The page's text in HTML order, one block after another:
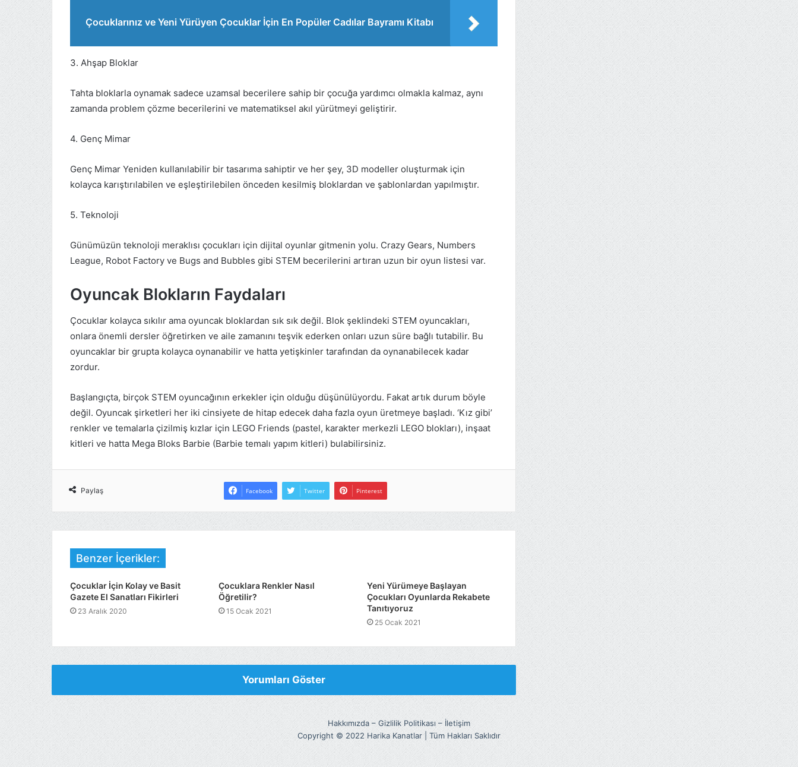
Çocuklarınız ve Yeni Yürüyen Çocuklar İçin En Popüler Cadılar Bayramı Kitabı
3. Ahşap Bloklar
Tahta bloklarla oynamak sadece uzamsal becerilere sahip bir çocuğa yardımcı olmakla kalmaz, aynı
zamanda problem çözme becerilerini ve matematiksel akıl yürütmeyi geliştirir.
4. Genç Mimar
Genç Mimar Yeniden kullanılabilir bir tasarıma sahiptir ve her şey, 3D modeller oluşturmak için
kolayca karıştırılabilen ve eşleştirilebilen önceden kesilmiş bloklardan ve şablonlardan yapılmıştır.
5. Teknoloji
Günümüzün teknoloji meraklısı çocukları için dijital oyunlar gitmenin yolu. Crazy Gears, Numbers
League, Robot Factory ve Bugs and Bubbles gibi STEM becerilerini artıran uzun bir oyun listesi var.
Oyuncak Blokların Faydaları
Çocuklar kolayca sıkılır ama oyuncak bloklardan sık sık değil. Blok şeklindeki STEM oyuncakları,
onlara önemli dersler öğretirken ve aile zamanını teşvik ederken onları uzun süre bağlı tutabilir. Bu
oyuncaklar bir grupta kolayca oynanabilir ve hatta yetişkinler tarafından da oynanabilecek kadar
zordur.
Başlangıçta, birçok STEM oyuncağının erkekler için olduğu düşünülüyordu. Fakat artık durum böyle
değil. Oyuncak şirketleri her iki cinsiyete de hitap edecek daha fazla oyun üretmeye başladı. ‘Kız gibi’
renkler ve temalarla çizilmiş kızlar için LEGO Friends (pastel, karakter merkezli LEGO blokları), inşaat
kitleri ve hatta Mega Bloks Barbie (Barbie temalı yapım kitleri) bulabilirsiniz.
Paylaş Facebook Twitter Pinterest
Benzer İçerikler:
Çocuklar İçin Kolay ve Basit
Gazete El Sanatları Fikirleri
23 Aralık 2020
Çocuklara Renkler Nasıl
Öğretilir?
15 Ocak 2021
Yeni Yürümeye Başlayan
Çocukları Oyunlarda Rekabete
Tanıtıyoruz
25 Ocak 2021
Yorumları Göster
Hakkımızda – Gizlilik Politikası– İletişim
Copyright © 2022 Harika Kanatlar | Tüm Hakları Saklıdır